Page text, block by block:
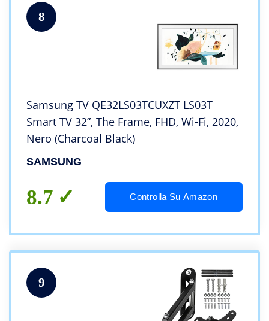
8
Samsung TV QE32LS03TCUXZT LS03T
Smart TV 32”, The Frame, FHD, Wi-Fi, 2020,
Nero (Charcoal Black)
SAMSUNG
8.7 Controlla Su Amazon
9